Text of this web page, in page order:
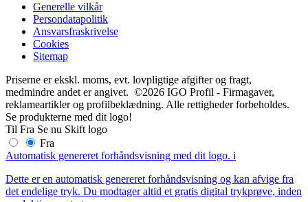
Generelle vilkår
Persondatapolitik
Ansvarsfraskrivelse
Cookies
Sitemap
Priserne er ekskl. moms, evt. lovpligtige afgifter og fragt,
medmindre andet er angivet. ©2026 IGO Profil - Firmagaver,
reklameartikler og profilbeklædning. Alle rettigheder forbeholdes.
Se produkterne med dit logo!
Til Fra Se nu Skift logo
Fra
Automatisk genereret forhåndsvisning med dit logo. i
Dette er en automatisk genereret forhåndsvisning og kan afvige fra
det endelige tryk. Du modtager altid et gratis digital trykprøve, inden